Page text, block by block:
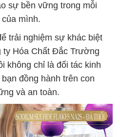
sự bền vững trong mỗi
mình.
trải nghiệm sự khác biệt
Hóa Chất Đắc Trường
không chỉ là đối tác kinh
đồng hành trên con
và an toàn.